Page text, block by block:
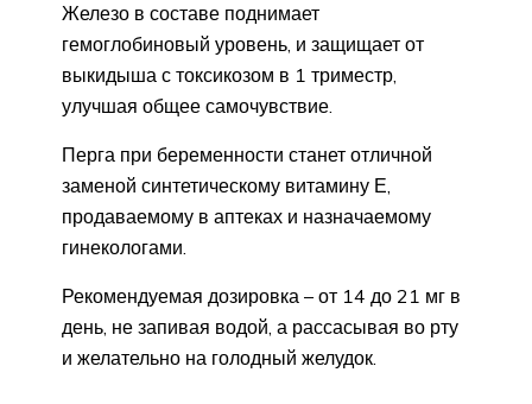
Железо в составе поднимает
гемоглобиновый уровень, и защищает от
выкидыша с токсикозом в 1 триместр,
улучшая общее самочувствие.
Перга при беременности станет отличной
заменой синтетическому витамину Е,
продаваемому в аптеках и назначаемому
гинекологами.
Рекомендуемая дозировка – от 14 до 21 мг в
день, не запивая водой, а рассасывая во рту
и желательно на голодный желудок.